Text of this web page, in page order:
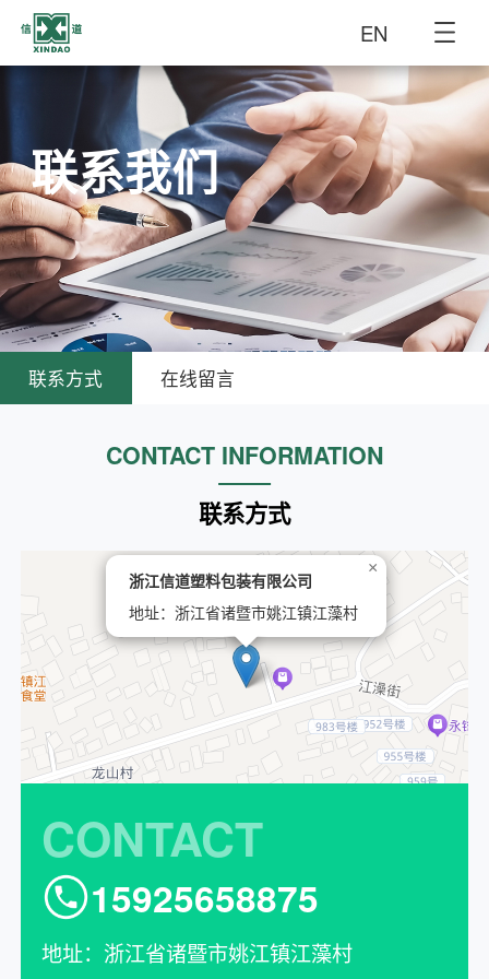
EN
联系我们
联系方式 在线留言
CONTACT INFORMATION
联系方式
浙江信道塑料包装有限公司
地址：浙江省诸暨市姚江镇江藻村
×
CONTACT
15925658875
地址：浙江省诸暨市姚江镇江藻村